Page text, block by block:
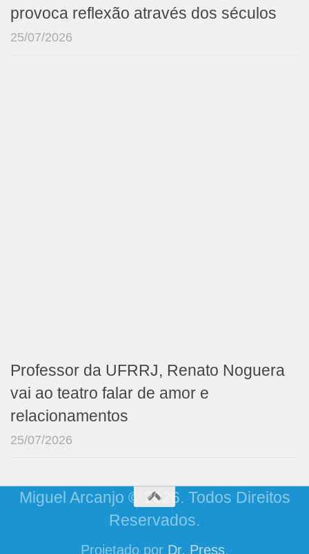
provoca reflexão através dos séculos
25/07/2026
Professor da UFRRJ, Renato Noguera
vai ao teatro falar de amor e
relacionamentos
25/07/2026
Miguel Arcanjo © 2026. Todos Direitos
Reservados.
Projetado por Dr. Press.